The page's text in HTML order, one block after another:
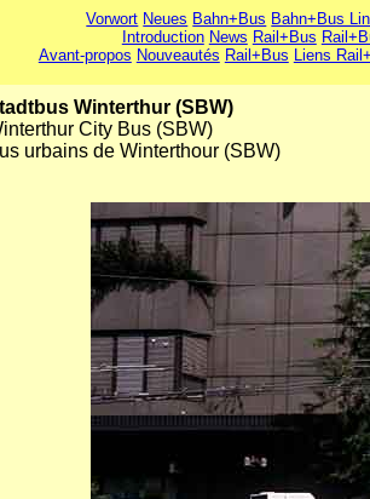
Vorwort Neues Bahn+Bus Bahn+Bus
Introduction News Rail+Bus
Avant-propos Nouveautés Rail+Bus Liens
Winterthur (SBW)
City Bus (SBW)
urbains de Winterthour (SBW)